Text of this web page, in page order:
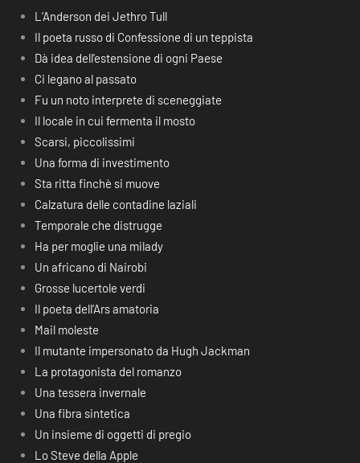
L’Anderson dei Jethro Tull
Il poeta russo di Confessione di un teppista
Dà idea dell’estensione di ogni Paese
Ci legano al passato
Fu un noto interprete di sceneggiate
Il locale in cui fermenta il mosto
Scarsi, piccolissimi
Una forma di investimento
Sta ritta finchè si muove
Calzatura delle contadine laziali
Temporale che distrugge
Ha per moglie una milady
Un africano di Nairobi
Grosse lucertole verdi
Il poeta dell’Ars amatoria
Mail moleste
Il mutante impersonato da Hugh Jackman
La protagonista del romanzo
Una tessera invernale
Una fibra sintetica
Un insieme di oggetti di pregio
Lo Steve della Apple